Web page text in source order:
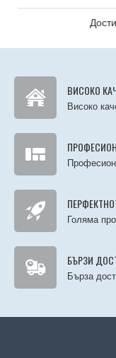
ВИСОКО
Високо
Голяма
БЪРЗИ
Бърза